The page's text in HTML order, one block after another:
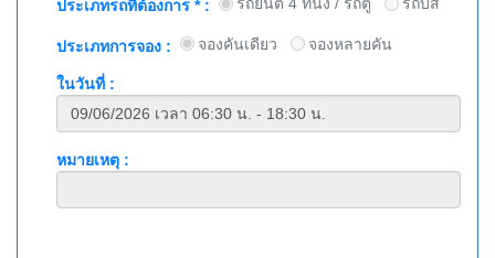
ประเภทรถที่ต้องการ * :
ประเภทการจอง : จองคันเดียว จองหลายคัน
ในวันที่ :
หมายเหตุ :